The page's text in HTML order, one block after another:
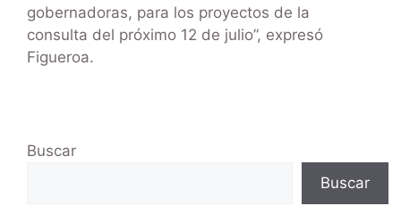
gobernadoras, para los proyectos de la
consulta del próximo 12 de julio”, expresó
Figueroa.
Buscar
Buscar